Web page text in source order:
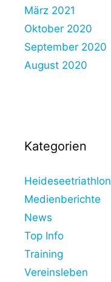
März 2021
Oktober 2020
September 2020
August 2020
Kategorien
Heideseetriathlon
Medienberichte
News
Top Info
Training
Vereinsleben